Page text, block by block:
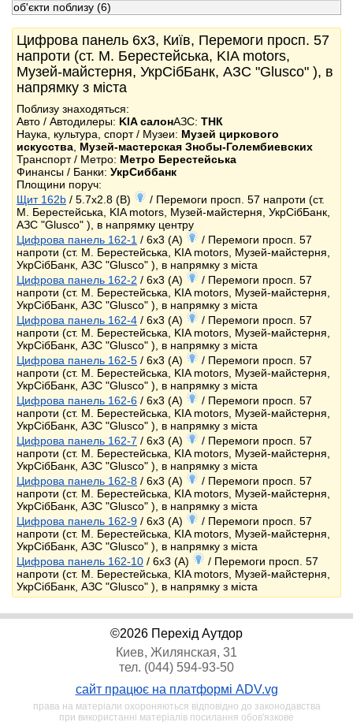
об'єкти поблизу (6)
Цифрова панель 6x3, Київ, Перемоги просп. 57
напроти (ст. М. Берестейська, KIA motors,
Музей-майстерня, УкрСібБанк, АЗС "Glusco" ), в
напрямку з міста
Поблизу знаходяться:
Авто / Автодилеры: KIA салонАЗС: ТНК
Наука, культура, спорт / Музеи: Музей циркового
искусства Музей-мастерская Знобы-Голембиевских
Транспорт / Метро: Метро Берестейська
Финансы / Банки: УкрСиббанк
Площини поруч:
Щит 162b / 5.7x2.8 (B)
/ Перемоги просп. 57 напроти (ст.
М. Берестейська, KIA motors, Музей-майстерня, УкрСібБанк,
АЗС "Glusco" ), в напрямку центру
Цифрова панель 162-1 / 6x3 (A)
/ Перемоги просп. 57
напроти (ст. М. Берестейська, KIA motors, Музей-майстерня,
УкрСібБанк, АЗС "Glusco" ), в напрямку з міста
Цифрова панель 162-2 / 6x3 (A)
/ Перемоги просп. 57
напроти (ст. М. Берестейська, KIA motors, Музей-майстерня,
УкрСібБанк, АЗС "Glusco" ), в напрямку з міста
Цифрова панель 162-4 / 6x3 (A)
/ Перемоги просп. 57
напроти (ст. М. Берестейська, KIA motors, Музей-майстерня,
УкрСібБанк, АЗС "Glusco" ), в напрямку з міста
Цифрова панель 162-5 / 6x3 (A)
/ Перемоги просп. 57
напроти (ст. М. Берестейська, KIA motors, Музей-майстерня,
УкрСібБанк, АЗС "Glusco" ), в напрямку з міста
Цифрова панель 162-6 / 6x3 (A)
/ Перемоги просп. 57
напроти (ст. М. Берестейська, KIA motors, Музей-майстерня,
УкрСібБанк, АЗС "Glusco" ), в напрямку з міста
Цифрова панель 162-7 / 6x3 (A)
/ Перемоги просп. 57
напроти (ст. М. Берестейська, KIA motors, Музей-майстерня,
УкрСібБанк, АЗС "Glusco" ), в напрямку з міста
Цифрова панель 162-8 / 6x3 (A)
/ Перемоги просп. 57
напроти (ст. М. Берестейська, KIA motors, Музей-майстерня,
УкрСібБанк, АЗС "Glusco" ), в напрямку з міста
Цифрова панель 162-9 / 6x3 (A)
/ Перемоги просп. 57
напроти (ст. М. Берестейська, KIA motors, Музей-майстерня,
УкрСібБанк, АЗС "Glusco" ), в напрямку з міста
Цифрова панель 162-10 / 6x3 (A)
/ Перемоги просп. 57
напроти (ст. М. Берестейська, KIA motors, Музей-майстерня,
УкрСібБанк, АЗС "Glusco" ), в напрямку з міста
©2026 Перехід Аутдор
Киев, Жилянская, 31
тел. (044) 594-93-50
сайт працює на платформі ADV.vg
права на матеріали охороняються відповідно до законодавства
при використанні матеріалів посилання обов'язкове